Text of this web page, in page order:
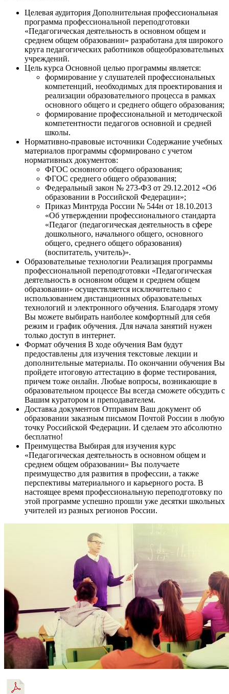
Целевая аудитория Дополнительная профессиональная
программа профессиональной переподготовки
«Педагогическая деятельность в основном общем и
среднем общем образовании» разработана для широкого
круга педагогических работников общеобразовательных
учреждений.
Цель курса Основной целью программы является:
формирование у слушателей профессиональных
компетенций, необходимых для проектирования и
реализации образовательного процесса в рамках
основного общего и среднего общего образования;
формирование профессиональной и методической
компетентности педагогов основной и средней
школы.
Нормативно-правовые источники Содержание учебных
материалов программы сформировано с учетом
нормативных документов:
ФГОС основного общего образования;
ФГОС среднего общего образования;
Федеральный закон № 273-ФЗ от 29.12.2012 «Об
образовании в Российской Федерации»;
Приказ Минтруда России № 544н от 18.10.2013
«Об утверждении профессионального стандарта
«Педагог (педагогическая деятельность в сфере
дошкольного, начального общего, основного
общего, среднего общего образования)
(воспитатель, учитель)».
Образовательные технологии Реализация программы
профессиональной переподготовки «Педагогическая
деятельность в основном общем и среднем общем
образовании» осуществляется исключительно с
использованием дистанционных образовательных
технологий и электронного обучения. Благодаря этому
Вы можете выбирать наиболее комфортный для себя
режим и график обучения. Для начала занятий нужен
только доступ в интернет.
Формат обучения В ходе обучения Вам будут
предоставлены для изучения текстовые лекции и
дополнительные материалы. По окончании обучения Вы
пройдете итоговую аттестацию в форме тестирования,
причем тоже онлайн. Любые вопросы, возникающие в
образовательном процессе Вы всегда сможете обсудить с
Вашим куратором и преподавателем.
Доставка документов Отправим Ваш документ об
образовании заказным письмом Почтой России в любую
точку Российской Федерации. И сделаем это абсолютно
бесплатно!
Преимущества Выбирая для изучения курс
«Педагогическая деятельность в основном общем и
среднем общем образовании» Вы получаете
преимущество для развития в профессии, а также
перспективы материального и карьерного роста. В
настоящее время профессиональную переподготовку по
этой программе успешно прошли уже десятки школьных
учителей из разных регионов России.